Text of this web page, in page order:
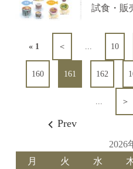
試食・販
« 1 ＜ 10
160 161 162
... ＞
Prev
2026
月
火 水